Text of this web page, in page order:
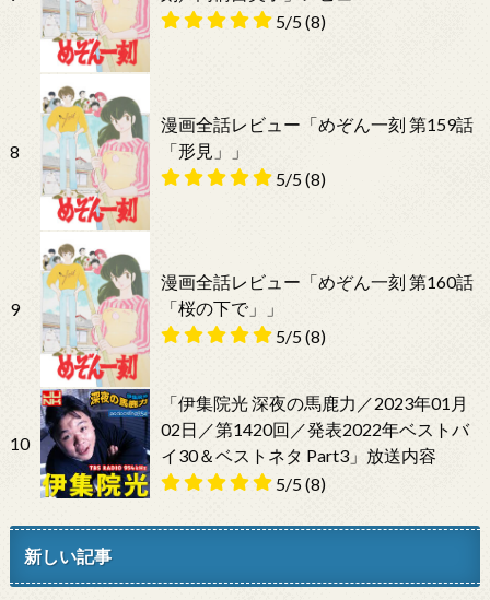
5/5(8)
8
漫画全話レビュー「めぞん一刻 第159話
「形見」」
5/5(8)
9
漫画全話レビュー「めぞん一刻 第160話
「桜の下で」」
5/5(8)
10
「伊集院光 深夜の馬鹿力／2023年01月
02日／第1420回／発表2022年ベストバ
イ30＆ベストネタ Part3」放送内容
5/5(8)
新しい記事